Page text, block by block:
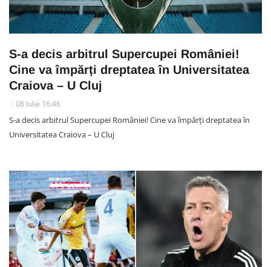
S-a decis arbitrul Supercupei României!
Cine va împărți dreptatea în Universitatea
Craiova – U Cluj
08 Iulie 16:46
S-a decis arbitrul Supercupei României! Cine va împărți dreptatea în
Universitatea Craiova – U Cluj